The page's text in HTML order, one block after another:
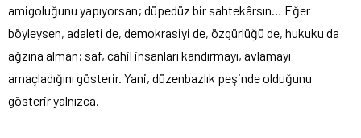
amigoluğunu yapıyorsan; düpedüz bir sahtekârsın… Eğer
böyleysen, adaleti de, demokrasiyi de, özgürlüğü de, hukuku da
ağzına alman; saf, cahil insanları kandırmayı, avlamayı
amaçladığını gösterir. Yani, düzenbazlık peşinde olduğunu
gösterir yalnızca.